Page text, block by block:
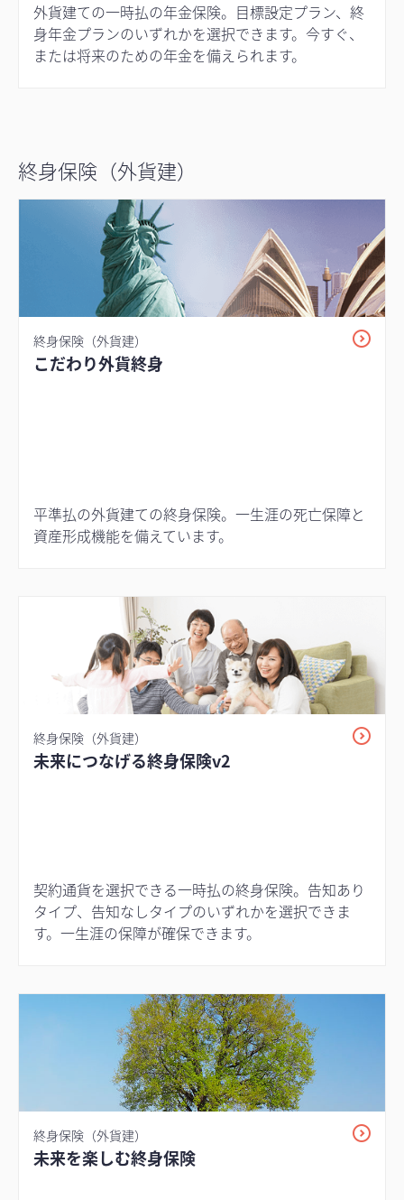
外貨建ての一時払の年金保険。目標設定プラン、終
身年金プランのいずれかを選択できます。今すぐ、
または将来のための年金を備えられます。
終身保険（外貨建）
終身保険（外貨建）
こだわり外貨終身
平準払の外貨建ての終身保険。一生涯の死亡保障と
資産形成機能を備えています。
終身保険（外貨建）
未来につなげる終身保険v2
契約通貨を選択できる一時払の終身保険。告知あり
タイプ、告知なしタイプのいずれかを選択できま
す。一生涯の保障が確保できます。
終身保険（外貨建）
未来を楽しむ終身保険